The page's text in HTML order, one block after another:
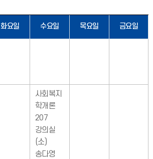
화요일 수요일 목요일 금요일
사회복지
학개론
207
강의실
(소)
송다영